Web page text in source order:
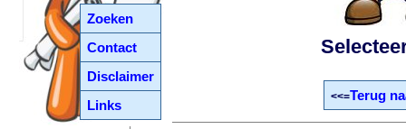
Zoeken
Contact
Disclaimer
Links
<<=Terug